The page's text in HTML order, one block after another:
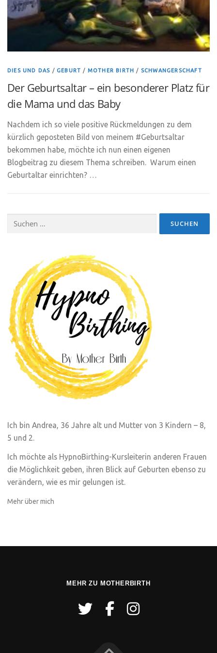
DIES UND DAS / GEBURT / MOTHER BIRTH / SCHWANGERSCHAFT
Der Geburtsaltar – ein besonderer Platz für
die Mama und das Baby
Nachdem ich so viele positive Rückmeldungen zu dem
kürzlich geposteten Bild von meinem #Geburtsaltar
bekommen habe, möchte ich nun einen eigenen
Blogbeitrag zu diesem Thema schreiben. Warum einen
Geburtaltar einrichten? …
Suchen
Ich bin Andrea, 36 Jahre alt und Mutter von 3 Kindern – 8,
5 und 2.
Ich möchte als HypnoBirthing-Kursleiterin anderen Frauen
die Möglichkeit geben, ihren Blick auf Geburten ebenso zu
verändern, wie es mir gelungen ist.
Mehr über mich
MEHR ZU MOTHERBIRTH